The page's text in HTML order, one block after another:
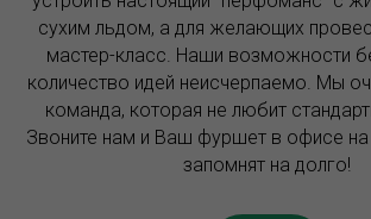
сухим льдом, а для желающих
мастер-класс. Наши возможности
количество идей неисчерпаемо. Мы
команда, которая не любит
Звоните нам и Ваш фуршет в офисе
запомнят на долго!